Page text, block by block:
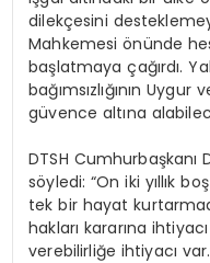
dilekçesini
Mahkemesi önünde
başlatmaya çağırdı.
bağımsızlığının Uygur
güvence altına
DTSH Cumhurbaşkanı
söyledi: “On iki yıllık
tek bir hayat
hakları kararına
verebilirliğe ihtiyacı